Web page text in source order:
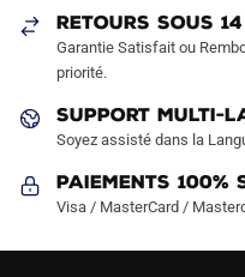
RETOURS SOUS
Garantie Satisfait ou
priorité.
SUPPORT MULTI-
Soyez assisté dans la
Paiements 100%
Visa / MasterCard /